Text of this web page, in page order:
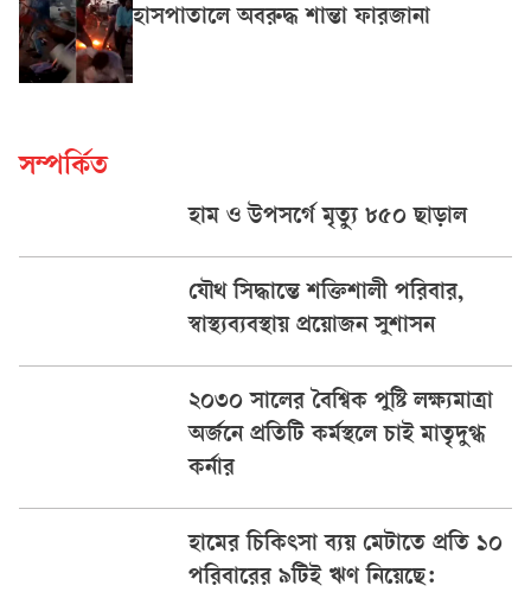
হাসপাতালে অবরুদ্ধ শান্তা ফারজানা
সম্পর্কিত
হাম ও উপসর্গে মৃত্যু ৮৫০ ছাড়াল
যৌথ সিদ্ধান্তে শক্তিশালী পরিবার,
স্বাস্থ্যব্যবস্থায় প্রয়োজন সুশাসন
২০৩০ সালের বৈশ্বিক পুষ্টি লক্ষ্যমাত্রা
অর্জনে প্রতিটি কর্মস্থলে চাই মাতৃদুগ্ধ
কর্নার
হামের চিকিৎসা ব্যয় মেটাতে প্রতি ১০
পরিবারের ৯টিই ঋণ নিয়েছে: